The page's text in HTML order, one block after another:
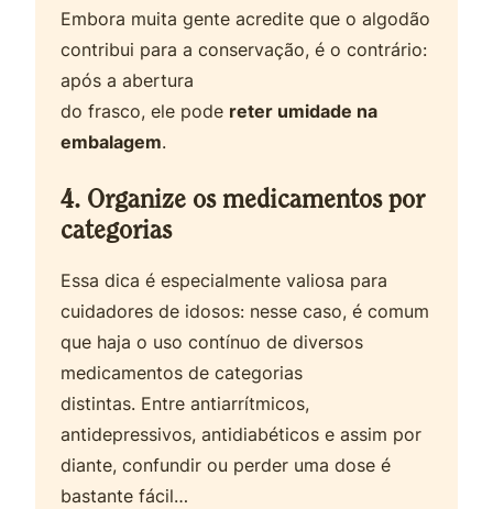
Embora muita gente acredite que o algodão
contribui para a conservação, é o contrário:
após a abertura
do frasco, ele pode reter umidade na
embalagem.
4. Organize os medicamentos por
categorias
Essa dica é especialmente valiosa para
cuidadores de idosos: nesse caso, é comum
que haja o uso contínuo de diversos
medicamentos de categorias
distintas. Entre antiarrítmicos,
antidepressivos, antidiabéticos e assim por
diante, confundir ou perder uma dose é
bastante fácil…